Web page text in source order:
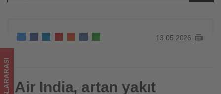
uluslararası
uçuşlarının
yüzde
10’dan
fazlasını
13.05.2026
Air India, artan yakıt maliyetleri nedeniyle uluslararası
Air India, artan yakıt